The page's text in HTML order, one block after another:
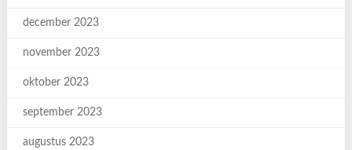
december 2023
november 2023
oktober 2023
september 2023
augustus 2023